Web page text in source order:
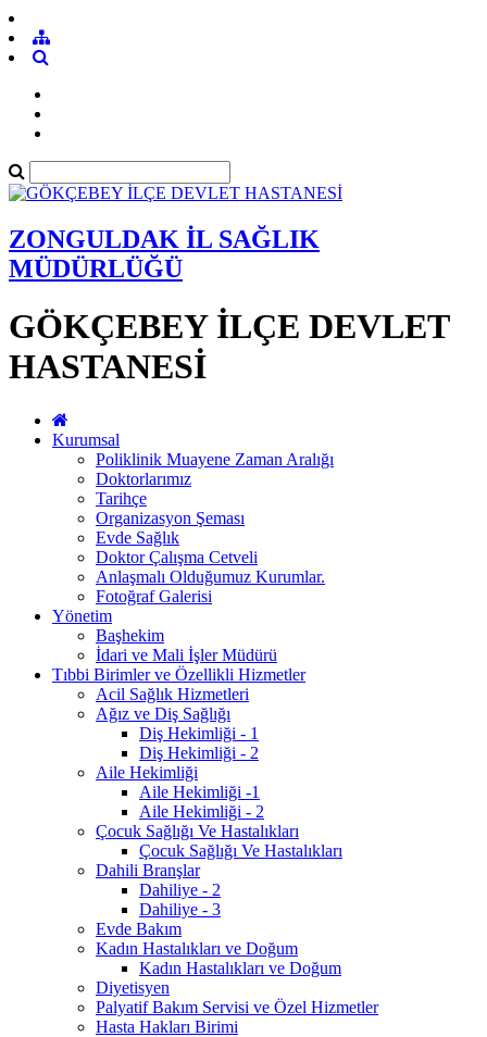
ZONGULDAK İL SAĞLIK
MÜDÜRLÜĞÜ
GÖKÇEBEY İLÇE DEVLET
HASTANESİ
Kurumsal
Poliklinik Muayene Zaman Aralığı
Doktorlarımız
Tarihçe
Organizasyon Şeması
Evde Sağlık
Doktor Çalışma Cetveli
Anlaşmalı Olduğumuz Kurumlar.
Fotoğraf Galerisi
Yönetim
Başhekim
İdari ve Mali İşler Müdürü
Tıbbi Birimler ve Özellikli Hizmetler
Acil Sağlık Hizmetleri
Ağız ve Diş Sağlığı
Diş Hekimliği - 1
Diş Hekimliği - 2
Aile Hekimliği
Aile Hekimliği -1
Aile Hekimliği - 2
Çocuk Sağlığı Ve Hastalıkları
Çocuk Sağlığı Ve Hastalıkları
Dahili Branşlar
Dahiliye - 2
Dahiliye - 3
Evde Bakım
Kadın Hastalıkları ve Doğum
Kadın Hastalıkları ve Doğum
Diyetisyen
Palyatif Bakım Servisi ve Özel Hizmetler
Hasta Hakları Birimi